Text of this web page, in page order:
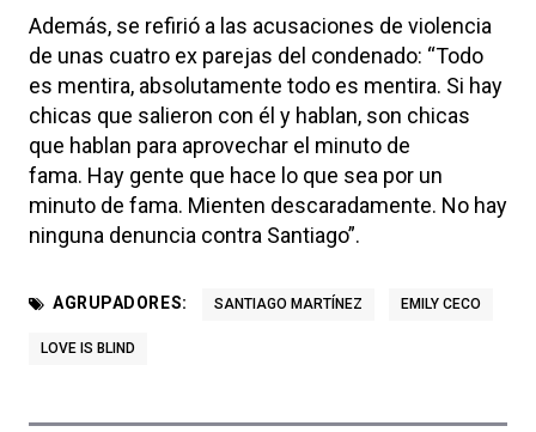
Además, se refirió a las acusaciones de violencia
de unas cuatro ex parejas del condenado: “Todo
es mentira, absolutamente todo es mentira. Si hay
chicas que salieron con él y hablan, son chicas
que hablan para aprovechar el minuto de
fama. Hay gente que hace lo que sea por un
minuto de fama. Mienten descaradamente. No hay
ninguna denuncia contra Santiago”.
AGRUPADORES: SANTIAGO MARTÍNEZ EMILY CECO
LOVE IS BLIND